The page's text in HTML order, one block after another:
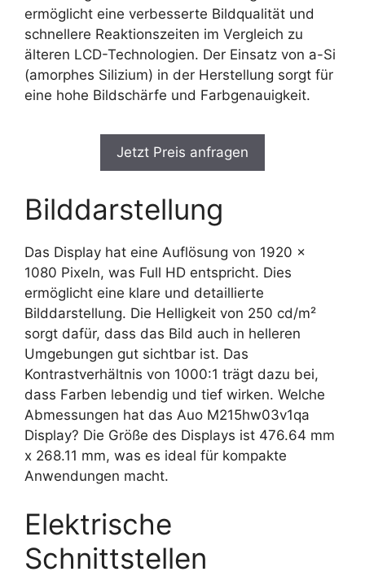
ermöglicht eine verbesserte Bildqualität und
schnellere Reaktionszeiten im Vergleich zu
älteren LCD-Technologien. Der Einsatz von a-Si
(amorphes Silizium) in der Herstellung sorgt für
eine hohe Bildschärfe und Farbgenauigkeit.
Jetzt Preis anfragen
Bilddarstellung
Das Display hat eine Auflösung von 1920 x
1080 Pixeln, was Full HD entspricht. Dies
ermöglicht eine klare und detaillierte
Bilddarstellung. Die Helligkeit von 250 cd/m²
sorgt dafür, dass das Bild auch in helleren
Umgebungen gut sichtbar ist. Das
Kontrastverhältnis von 1000:1 trägt dazu bei,
dass Farben lebendig und tief wirken. Welche
Abmessungen hat das Auo M215hw03v1qa
Display? Die Größe des Displays ist 476.64 mm
x 268.11 mm, was es ideal für kompakte
Anwendungen macht.
Elektrische
Schnittstellen